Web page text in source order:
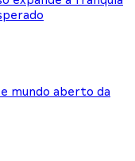
mundo aberto da